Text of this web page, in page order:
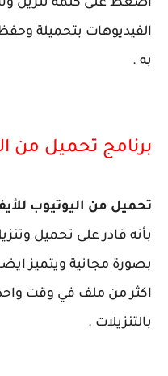
الفيديوهات بتحميلة
به .
برنامج تحميل من
تحميل من اليوتيوب
بأنه قادر على تحميل
بصورة مجانية ويتميز
اكثر من ملف في وقت
بالتنزيلات .